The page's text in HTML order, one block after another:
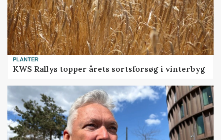
PLANTER
KWS Rallys topper årets sortsforsøg i vinterbyg